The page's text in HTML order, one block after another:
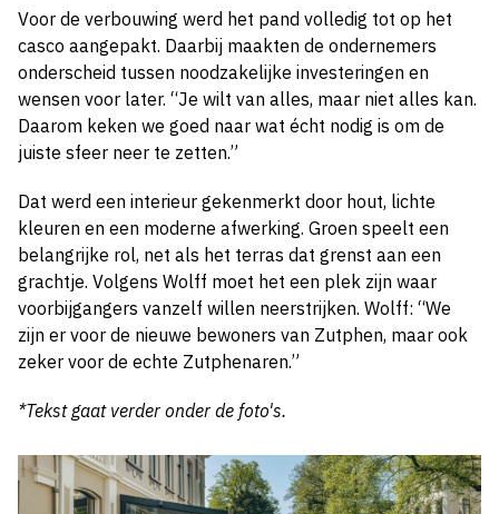
Voor de verbouwing werd het pand volledig tot op het
casco aangepakt. Daarbij maakten de ondernemers
onderscheid tussen noodzakelijke investeringen en
wensen voor later. “Je wilt van alles, maar niet alles kan.
Daarom keken we goed naar wat écht nodig is om de
juiste sfeer neer te zetten.”
Dat werd een interieur gekenmerkt door hout, lichte
kleuren en een moderne afwerking. Groen speelt een
belangrijke rol, net als het terras dat grenst aan een
grachtje. Volgens Wolff moet het een plek zijn waar
voorbijgangers vanzelf willen neerstrijken. Wolff: “We
zijn er voor de nieuwe bewoners van Zutphen, maar ook
zeker voor de echte Zutphenaren.”
*Tekst gaat verder onder de foto's.